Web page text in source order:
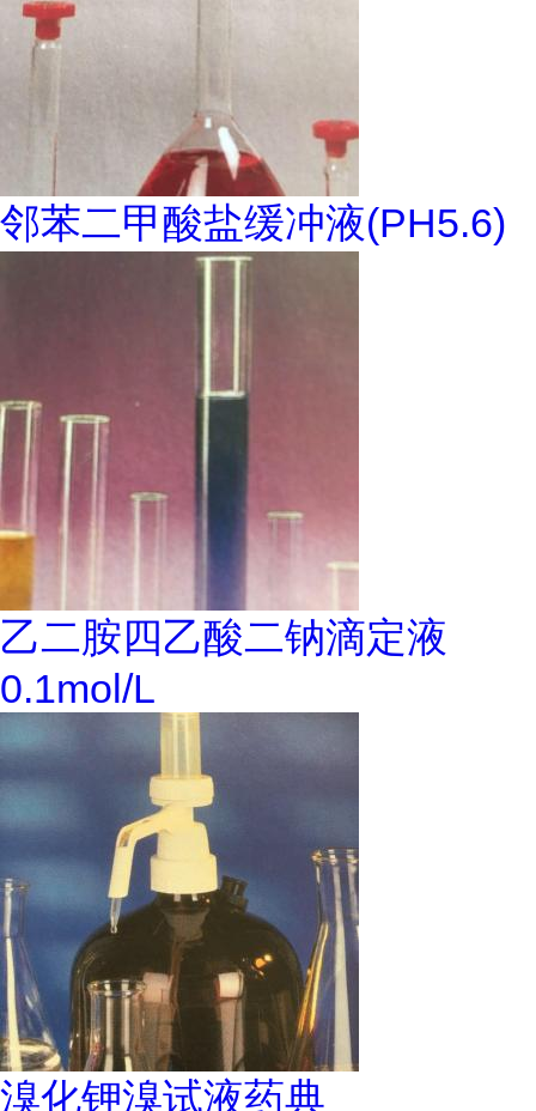
邻苯二甲酸盐缓冲液(PH5.6)
乙二胺四乙酸二钠滴定液
0.1mol/L
溴化钾溴试液药典